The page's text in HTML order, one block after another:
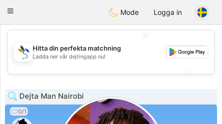
SvenskaDating
Toggle
Mode Logga in
💖
💕
Hitta din perfekta matchning
Ladda ner vår dejtingapp nu!
Dejta Man Nairobi
0/1